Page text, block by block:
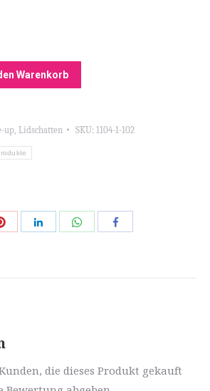
Warenkorb
up Lidschatten SKU: 1104-1-102
Share
Share
Share
Share
die dieses Produkt gekauft